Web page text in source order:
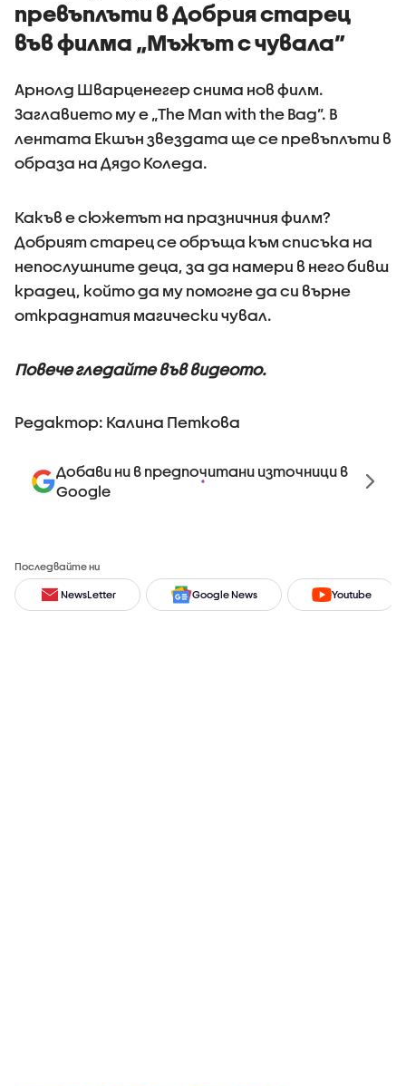
превъплъти в Добрия старец
във филма „Мъжът с чувала”
Арнолд Шварценегер снима нов филм.
Заглавието му е „The Man with the Bag”. В
лентата Екшън звездата ще се превъплъти в
образа на Дядо Коледа.
Какъв е сюжетът на празничния филм?
Добрият старец се обръща към списъка на
непослушните деца, за да намери в него бивш
крадец, който да му помогне да си върне
откраднатия магически чувал.
Повече гледайте във видеото.
Редактор: Калина Петкова
Добави ни в предпочитани източници в
Google
Последвайте ни
NewsLetter Google News Youtube